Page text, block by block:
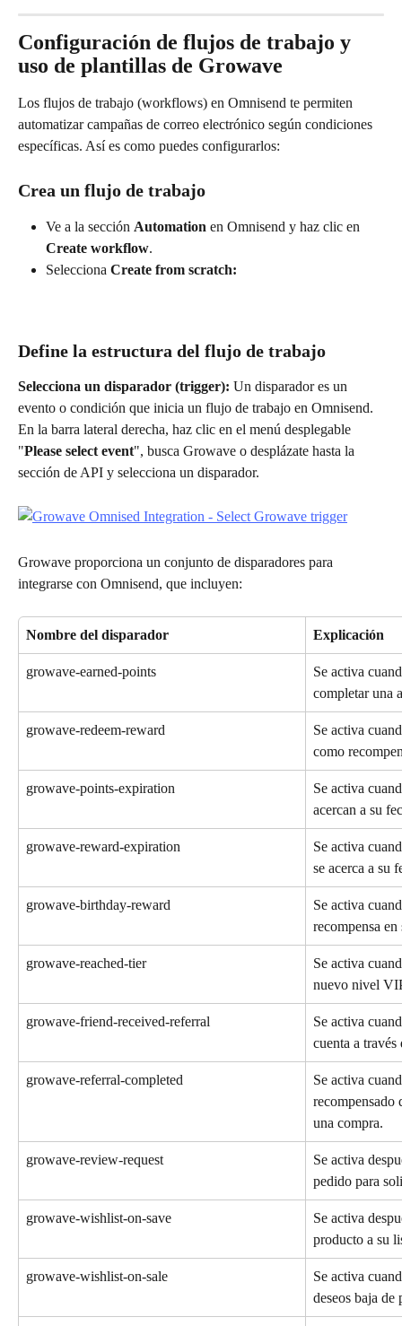
Configuración de flujos de trabajo y
uso de plantillas de Growave
Los flujos de trabajo (workflows) en Omnisend te permiten
automatizar campañas de correo electrónico según condiciones
específicas. Así es como puedes configurarlos:
Crea un flujo de trabajo
Ve a la sección Automation en Omnisend y haz clic en
Create workflow.
Selecciona Create from scratch:
Define la estructura del flujo de trabajo
Selecciona un disparador (trigger): Un disparador es un
evento o condición que inicia un flujo de trabajo en Omnisend.
En la barra lateral derecha, haz clic en el menú desplegable
"Please select event", busca Growave o desplázate hasta la
sección de API y selecciona un disparador.
Growave proporciona un conjunto de disparadores para
integrarse con Omnisend, que incluyen:
Nombre del disparador Explicación
growave-earned-points
Se activa
completar una
growave-redeem-reward
Se activa
como
growave-points-expiration
Se activa
acercan a su
growave-reward-expiration
Se activa
se acerca a su
growave-birthday-reward
Se activa
recompensa
growave-reached-tier
Se activa
nuevo nivel
growave-friend-received-referral
Se activa
cuenta a través
growave-referral-completed
Se activa
recompensado
una compra.
growave-review-request
Se activa
pedido para
growave-wishlist-on-save
Se activa
producto a su
growave-wishlist-on-sale
Se activa
deseos baja de